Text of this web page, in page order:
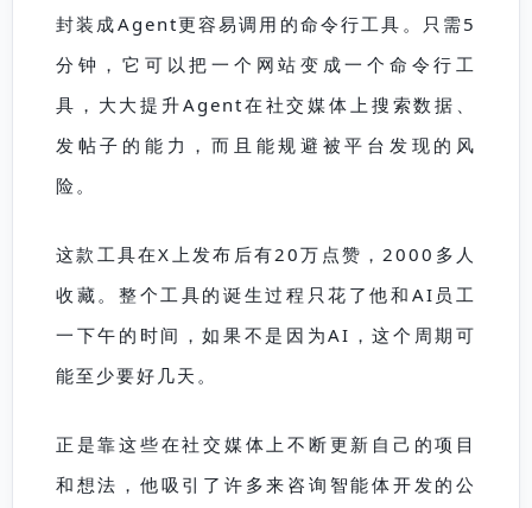
封装成Agent更容易调用的命令行工具。只需5
分钟，它可以把一个网站变成一个命令行工
具，大大提升Agent在社交媒体上搜索数据、
发帖子的能力，而且能规避被平台发现的风
险。
这款工具在X上发布后有20万点赞，2000多人
收藏。整个工具的诞生过程只花了他和AI员工
一下午的时间，如果不是因为AI，这个周期可
能至少要好几天。
正是靠这些在社交媒体上不断更新自己的项目
和想法，他吸引了许多来咨询智能体开发的公